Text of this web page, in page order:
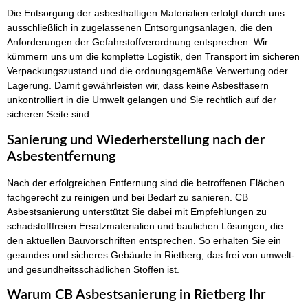
Die Entsorgung der asbesthaltigen Materialien erfolgt durch uns
ausschließlich in zugelassenen Entsorgungsanlagen, die den
Anforderungen der Gefahrstoffverordnung entsprechen. Wir
kümmern uns um die komplette Logistik, den Transport im sicheren
Verpackungszustand und die ordnungsgemäße Verwertung oder
Lagerung. Damit gewährleisten wir, dass keine Asbestfasern
unkontrolliert in die Umwelt gelangen und Sie rechtlich auf der
sicheren Seite sind.
Sanierung und Wiederherstellung nach der
Asbestentfernung
Nach der erfolgreichen Entfernung sind die betroffenen Flächen
fachgerecht zu reinigen und bei Bedarf zu sanieren. CB
Asbestsanierung unterstützt Sie dabei mit Empfehlungen zu
schadstofffreien Ersatzmaterialien und baulichen Lösungen, die
den aktuellen Bauvorschriften entsprechen. So erhalten Sie ein
gesundes und sicheres Gebäude in Rietberg, das frei von umwelt-
und gesundheitsschädlichen Stoffen ist.
Warum CB Asbestsanierung in Rietberg Ihr